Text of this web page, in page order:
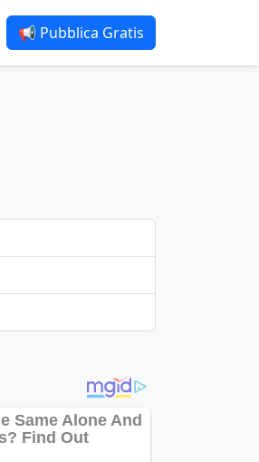
📢 Pubblica Gratis